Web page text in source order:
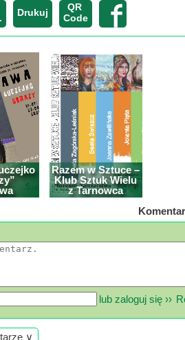
Drukuj
QR
Code
Razem w Sztuce –
Klub Sztuk Wielu
z Tarnowca
lub zaloguj się ››
∨